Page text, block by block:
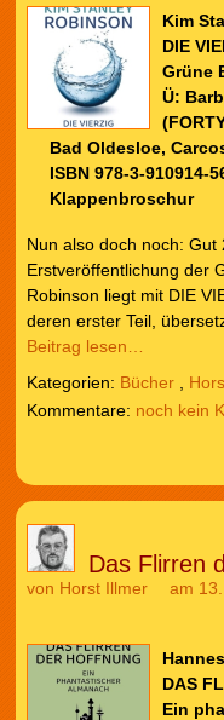
Kim
DIE
Grüne
Ü:
Bad Oldesloe,
ISBN 978-3-910914-
Klappenbroschur
Nun also doch noch:
Erstveröffentlichung der
Robinson liegt mit DIE
deren erster Teil,
Beitrag lesen…
Kategorien: Bücher,
noch kein
Das Flirren
von Horst Illmer am
DAS
Ein